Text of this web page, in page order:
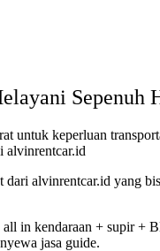
Sepenuh
untuk keperluan
alvinrentcar.id
dari alvinrentcar.id yang
in kendaraan + supir +
jasa guide.